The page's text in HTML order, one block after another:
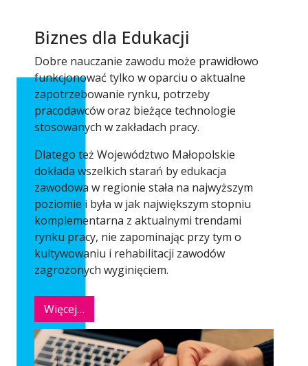
Biznes dla Edukacji
Dobre nauczanie zawodu może prawidłowo
funkcjonować tylko w oparciu o aktualne
zapotrzebowanie rynku, potrzeby
pracodawców oraz bieżące technologie
stosowanych w zakładach pracy.
Dlatego też Województwo Małopolskie
dokłada wszelkich starań by edukacja
zawodowa w regionie stała na najwyższym
poziomie i była w jak największym stopniu
komplementarna z aktualnymi trendami
rynku pracy, nie zapominając przy tym o
kultywowaniu i rehabilitacji zawodów
zagrożonych wyginięciem.
Więcej…